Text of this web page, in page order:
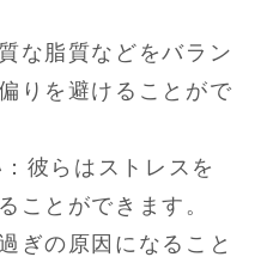
な脂質などをバラン
りを避けることがで
彼らはストレスを
ことができます。
ぎの原因になること